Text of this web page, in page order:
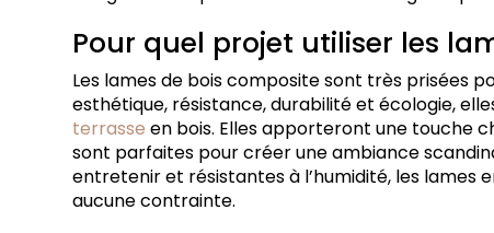
Pour quel projet utiliser les
Les lames de bois composite sont très prisées
esthétique, résistance, durabilité et écologie,
terrasse en bois. Elles apporteront une touche
sont parfaites pour créer une ambiance
entretenir et résistantes à l’humidité, les lames
aucune contrainte.